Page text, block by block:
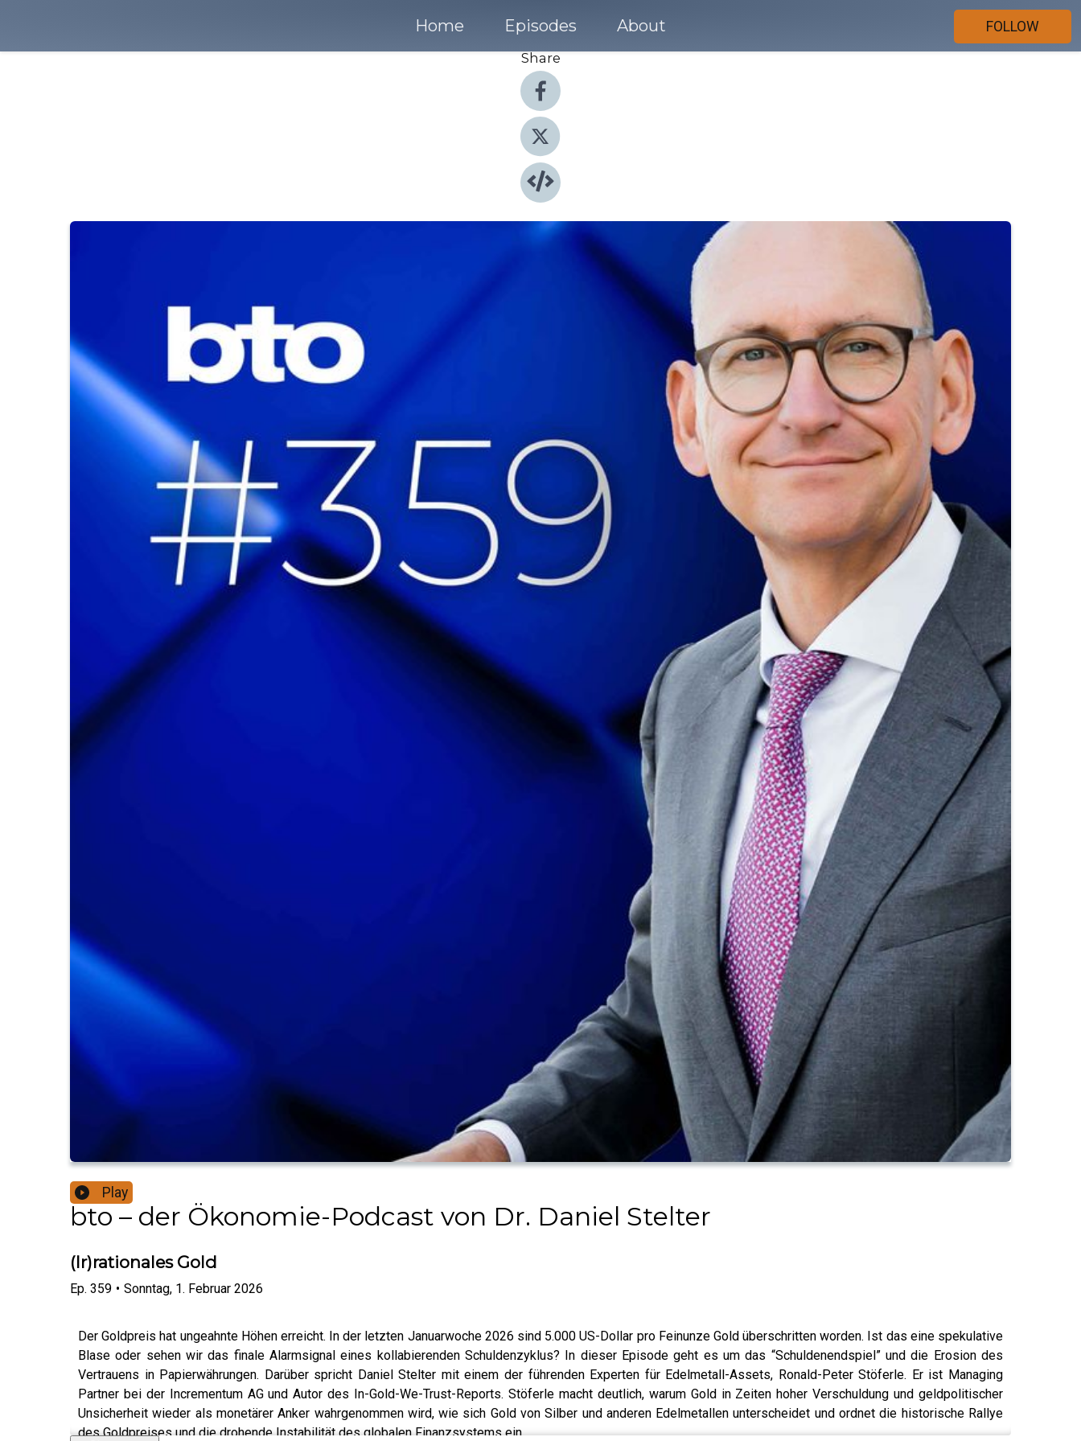
Home Episodes About
FOLLOW
Share
Play
bto – der Ökonomie-Podcast von Dr. Daniel Stelter
(Ir)rationales Gold
Ep. 359 • Sonntag, 1. Februar 2026
Der Goldpreis hat ungeahnte Höhen erreicht. In der letzten Januarwoche 2026 sind 5.000 US-Dollar pro Feinunze Gold überschritten worden. Ist das eine spekulative
Blase oder sehen wir das finale Alarmsignal eines kollabierenden Schuldenzyklus? In dieser Episode geht es um das “Schuldenendspiel” und die Erosion des
Vertrauens in Papierwährungen. Darüber spricht Daniel Stelter mit einem der führenden Experten für Edelmetall-Assets, Ronald-Peter Stöferle. Er ist Managing
Partner bei der Incrementum AG und Autor des In-Gold-We-Trust-Reports. Stöferle macht deutlich, warum Gold in Zeiten hoher Verschuldung und geldpolitischer
Unsicherheit wieder als monetärer Anker wahrgenommen wird, wie sich Gold von Silber und anderen Edelmetallen unterscheidet und ordnet die historische Rallye
des Goldpreises und die drohende Instabilität des globalen Finanzsystems ein.